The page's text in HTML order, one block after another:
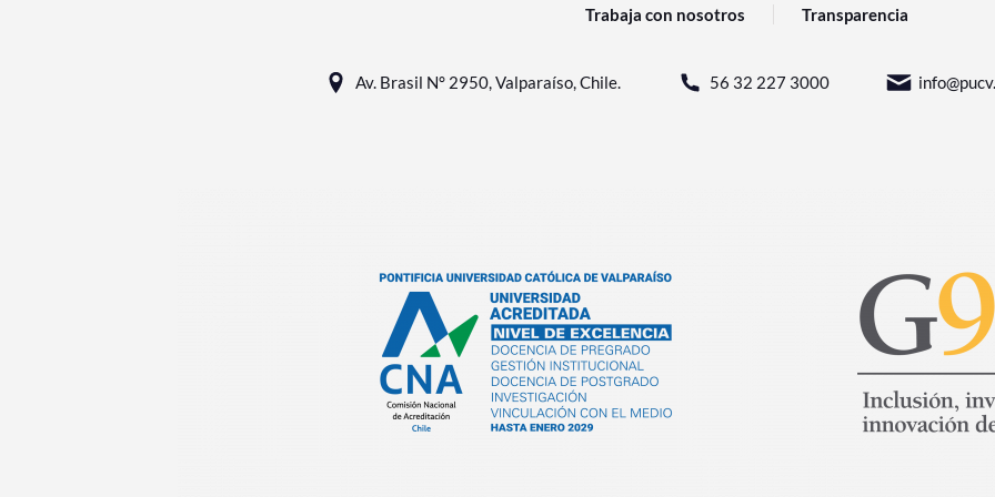
Trabaja con nosotros Transparencia
Av. Brasil N° 2950, Valparaíso, Chile. 56 32 227 3000